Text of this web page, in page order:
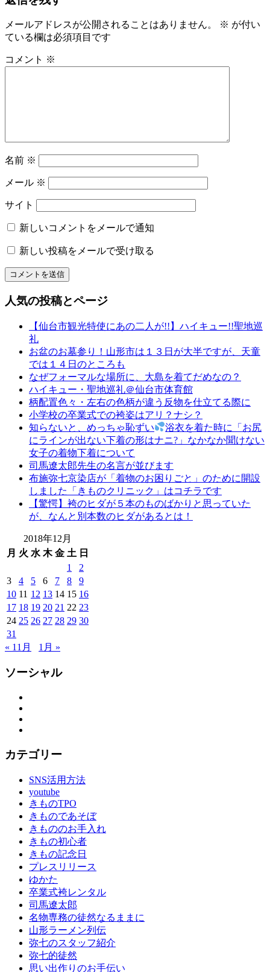
か
た
着
遼
郎
名
専
山
形
振
レ
い
つ
く
り
思
い
出
り
袖
ー
シ
メールアドレスが公開されることはありません。 ※ が付い
ている欄は必須項目です
コメント ※
名前 ※
メール ※
サイト
新しいコメントをメールで通知
新しい投稿をメールで受け取る
人気の投稿とページ
【仙台市観光特使にあの二人が!!】ハイキュー!!聖地巡
礼
お盆のお墓参り！山形市は１３日が大半ですが、天童
では１４日のところも
なぜフォーマルな場所に、大島を着てだめなの？
ハイキュー・聖地巡礼＠仙台市体育館
柄配置色々・左右の色柄が違う反物を仕立てる際に
小学校の卒業式での袴姿はアリ？ナシ？
知らないと、めっちゃ恥ずい
浴衣を着た時に「お尻
にラインが出ない下着の形はナニ?」なかなか聞けない
女子の着物下着について
司馬遼太郎先生の名言が並びます
布施弥七京染店が「着物のお困りごと」のために開設
しました「きものクリニック」はコチラです
【驚愕】袴のヒダが５本のものばかりと思っていた
が、なんと別本数のヒダがあるとは！
2018年12月
月 火 水 木 金 土 日
1
2
3
4 5 6 7 8
9
10 11 12 13 14 15 16
17 18 19 20 21 22 23
24 25 26 27 28 29 30
31
« 11月
1月 »
ソーシャル
カテゴリー
SNS活用方法
youtube
きものTPO
きものであそぼ
きもののお手入れ
きもの初心者
きもの記念日
プレスリリース
ゆかた
卒業式袴レンタル
司馬遼太郎
名物専務の徒然なるままに
山形ラーメン列伝
弥七のスタッフ紹介
弥七的徒然
思い出作りのお手伝い